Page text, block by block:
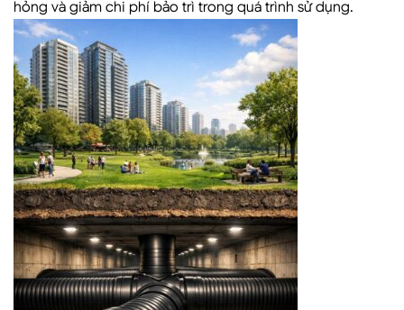
hỏng và giảm chi phí bảo trì trong quá trình sử dụng.